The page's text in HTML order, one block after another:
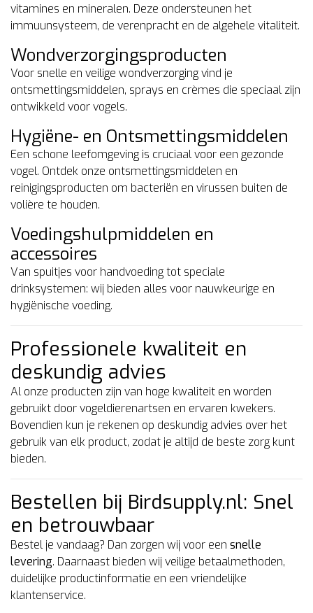
vitamines en mineralen. Deze ondersteunen het
immuunsysteem, de verenpracht en de algehele vitaliteit.
Wondverzorgingsproducten
Voor snelle en veilige wondverzorging vind je
ontsmettingsmiddelen, sprays en crèmes die speciaal zijn
ontwikkeld voor vogels.
Hygiëne- en Ontsmettingsmiddelen
Een schone leefomgeving is cruciaal voor een gezonde
vogel. Ontdek onze ontsmettingsmiddelen en
reinigingsproducten om bacteriën en virussen buiten de
volière te houden.
Voedingshulpmiddelen en
accessoires
Van spuitjes voor handvoeding tot speciale
drinksystemen: wij bieden alles voor nauwkeurige en
hygiënische voeding.
Professionele kwaliteit en
deskundig advies
Al onze producten zijn van hoge kwaliteit en worden
gebruikt door vogeldierenartsen en ervaren kwekers.
Bovendien kun je rekenen op deskundig advies over het
gebruik van elk product, zodat je altijd de beste zorg kunt
bieden.
Bestellen bij Birdsupply.nl: Snel
en betrouwbaar
Bestel je vandaag? Dan zorgen wij voor een snelle
levering. Daarnaast bieden wij veilige betaalmethoden,
duidelijke productinformatie en een vriendelijke
klantenservice.